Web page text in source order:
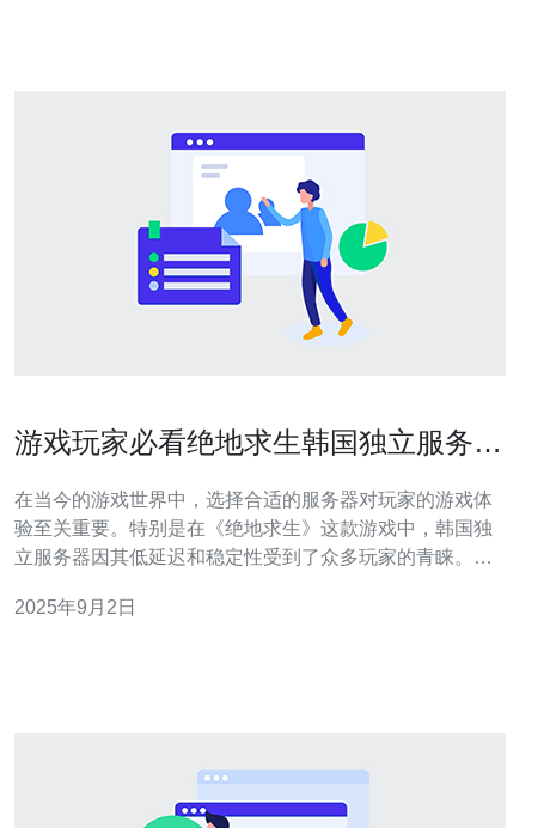
游戏玩家必看绝地求生韩国独立服务器
在当今的游戏世界中，选择合适的服务器对玩家的游戏体
验至关重要。特别是在《绝地求生》这款游戏中，韩国独
立服务器因其低延迟和稳定性受到了众多玩家的青睐。本
择适合自己的服务器，帮助玩家们提升游戏体验。 韩国独
2025年9月2日